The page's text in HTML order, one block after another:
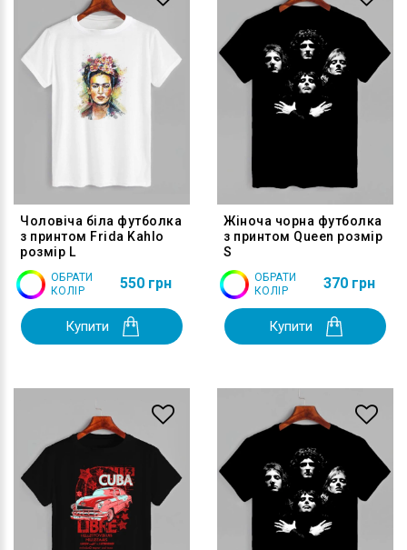
Чоловіча біла футболка
з принтом Frida Kahlo
розмір L
ОБРАТИ
КОЛІР
550 грн
Купити
Жіноча чорна футболка
з принтом Queen розмір
S
ОБРАТИ
КОЛІР
370 грн
Купити